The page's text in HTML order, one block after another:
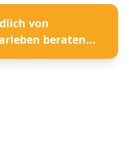
von
beraten